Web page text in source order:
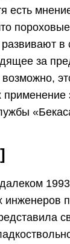
есть
в
за
применение
1993
инженеров